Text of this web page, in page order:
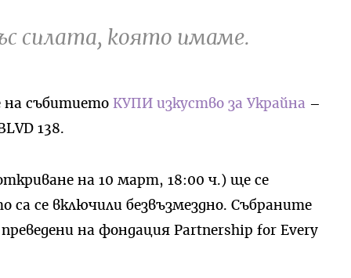
силата, която имаме.
на събитието КУПИ изкуство за Украйна –
138.
на 10 март, 18:00 ч.) ще се
се включили безвъзмездно. Събраните
на фондация Partnership for Every